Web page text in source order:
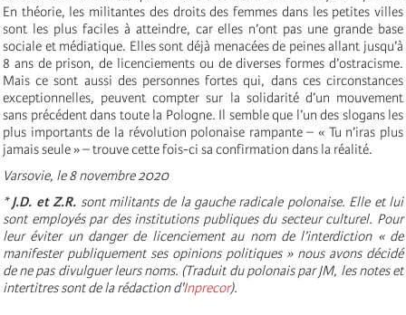
En théorie, les militantes des droits des femmes dans les petites villes
sont les plus faciles à atteindre, car elles n’ont pas une grande base
sociale et médiatique. Elles sont déjà menacées de peines allant jusqu’à
8 ans de prison, de licenciements ou de diverses formes d’ostracisme.
Mais ce sont aussi des personnes fortes qui, dans ces circonstances
exceptionnelles, peuvent compter sur la solidarité d’un mouvement
sans précédent dans toute la Pologne. Il semble que l’un des slogans les
plus importants de la révolution polonaise rampante – « Tu n’iras plus
jamais seule » – trouve cette fois-ci sa confirmation dans la réalité.
Varsovie, le 8 novembre 2020
*J.D. et Z.R. sont militants de la gauche radicale polonaise. Elle et lui
sont employés par des institutions publiques du secteur culturel. Pour
leur éviter un danger de licenciement au nom de l’interdiction « de
manifester publiquement ses opinions politiques » nous avons décidé
de ne pas divulguer leurs noms. (Traduit du polonais par JM, les notes et
intertitres sont de la rédaction d'Inprecor).